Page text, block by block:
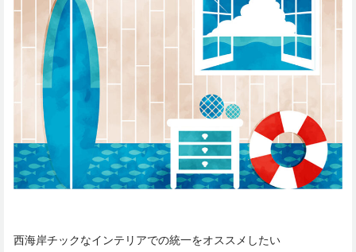
西海岸チックなインテリアでの統一をオススメしたい